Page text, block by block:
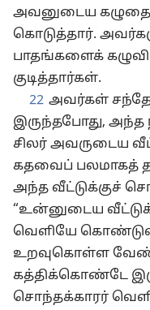
அவனுடைய
கொடுத்தார்.
பாதங்களைக்
குடித்தார்கள்.
22 அவர்கள்
இருந்தபோது, அந்த
சிலர் அவருடைய
கதவைப் பலமாகத்
அந்த வீட்டுக்குச்
“உன்னுடைய
வெளியே
உறவுகொள்ள
கத்திக்கொண்டே
சொந்தக்காரர்